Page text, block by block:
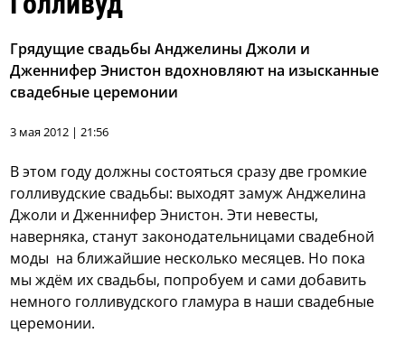
Грядущие свадьбы Анджелины Джоли и
Дженнифер Энистон вдохновляют на изысканные
свадебные церемонии
3 мая 2012 | 21:56
В этом году должны состояться сразу две громкие
голливудские свадьбы: выходят замуж Анджелина
Джоли и Дженнифер Энистон. Эти невесты,
наверняка, станут законодательницами свадебной
моды на ближайшие несколько месяцев. Но пока
мы ждём их свадьбы, попробуем и сами добавить
немного голливудского гламура в наши свадебные
церемонии.